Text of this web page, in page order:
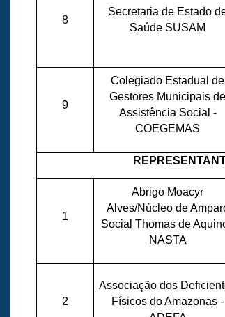
8
Secretaria de Estado
Saúde SUSAM
9
Colegiado Estadual de
Gestores Municipais de
Assistência Social -
COEGEMAS
1
Abrigo Moacyr
Alves/Núcleo de
Social Thomas de
NASTA
2
Associação dos
Físicos do Amazonas -